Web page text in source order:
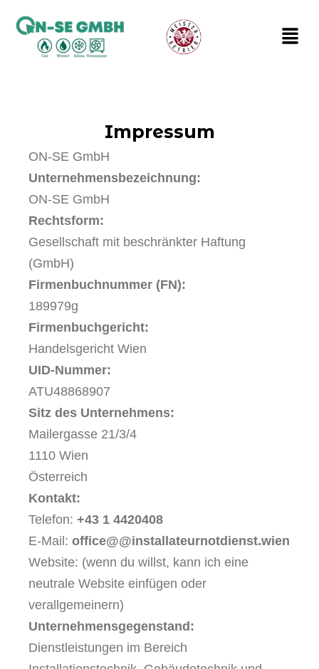
content
Menu
Impressum
ON-SE GmbH
Unternehmensbezeichnung:
ON-SE GmbH
Rechtsform:
Gesellschaft mit beschränkter Haftung
(GmbH)
Firmenbuchnummer (FN):
189979g
Firmenbuchgericht:
Handelsgericht Wien
UID-Nummer:
ATU48868907
Sitz des Unternehmens:
Mailergasse 21/3/4
1110 Wien
Österreich
Kontakt:
Telefon: +43 1 4420408
E-Mail: office@@installateurnotdienst.wien
Website: (wenn du willst, kann ich eine
neutrale Website einfügen oder
verallgemeinern)
Unternehmensgegenstand:
Dienstleistungen im Bereich